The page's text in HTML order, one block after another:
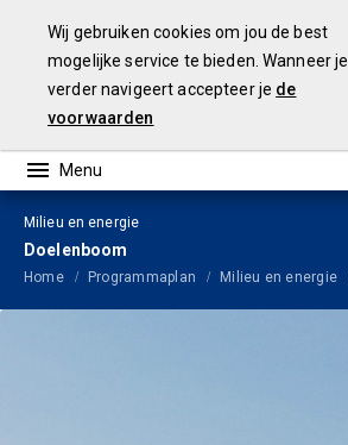
Wij gebruiken cookies om jou de best
mogelijke service te bieden. Wanneer je
verder navigeert accepteer je de
voorwaarden
Milieu en energie
Doelenboom
Home Programmaplan Milieu en energie